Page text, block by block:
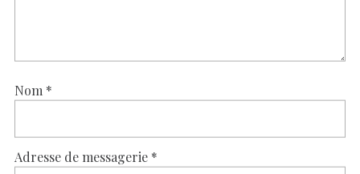
Nom *
Adresse de messagerie *